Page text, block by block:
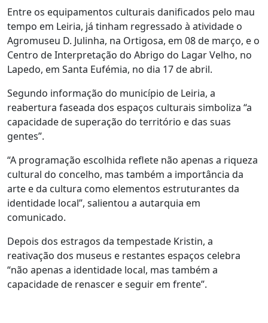
Entre os equipamentos culturais danificados pelo mau
tempo em Leiria, já tinham regressado à atividade o
Agromuseu D. Julinha, na Ortigosa, em 08 de março, e o
Centro de Interpretação do Abrigo do Lagar Velho, no
Lapedo, em Santa Eufémia, no dia 17 de abril.
Segundo informação do município de Leiria, a
reabertura faseada dos espaços culturais simboliza “a
capacidade de superação do território e das suas
gentes”.
“A programação escolhida reflete não apenas a riqueza
cultural do concelho, mas também a importância da
arte e da cultura como elementos estruturantes da
identidade local”, salientou a autarquia em
comunicado.
Depois dos estragos da tempestade Kristin, a
reativação dos museus e restantes espaços celebra
“não apenas a identidade local, mas também a
capacidade de renascer e seguir em frente”.